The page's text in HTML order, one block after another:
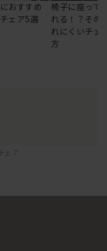
おすすめ
ェア5選
椅子に座って
れる！？その
れにくいチェ
方
ェア